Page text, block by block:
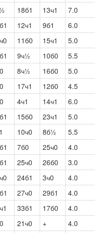
18б1 13ч1 7.0
12ч1 9б1 6.0
11б0 15ч1 5.0
9ч½ 10б0 5.5
8ч½ 16б0 5.0
17ч1 12б0 4.5
4ч1 14ч1 6.0
15б0 23ч1 5.0
10ч0 8б½ 5.5
7б0 25ч0 4.0
25ч0 26б0 3.0
24б1 3ч0 4.0
27ч0 29б1 4.0
33б1 17б0 4.0
21ч0 + 4.0